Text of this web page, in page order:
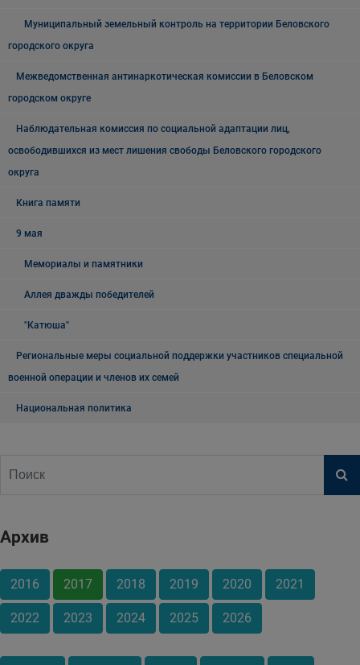
Муниципальный земельный контроль на территории Беловского
городского округа
Межведомственная антинаркотическая комиссии в Беловском
городском округе
Наблюдательная комиссия по социальной адаптации лиц,
освободившихся из мест лишения свободы Беловского городского
округа
Книга памяти
9 мая
Мемориалы и памятники
Аллея дважды победителей
"Катюша"
Региональные меры социальной поддержки участников специальной
военной операции и членов их семей
Национальная политика
Архив
2016 2017 2018 2019 2020 2021
2022 2023 2024 2025 2026